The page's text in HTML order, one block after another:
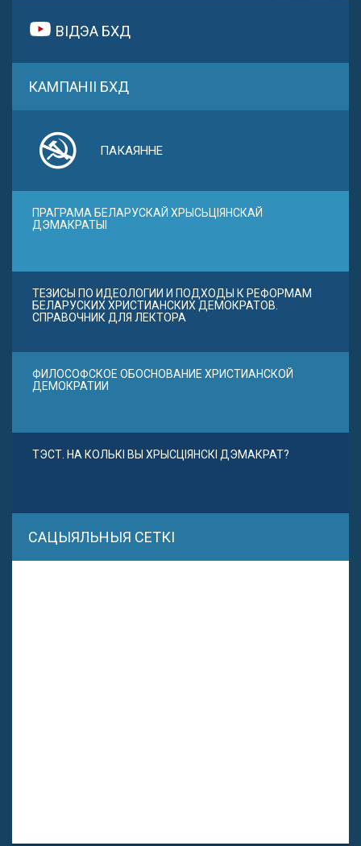
ВІДЭА БХД
КАМПАНІІ БХД
ПАКАЯННЕ
ПРАГРАМА БЕЛАРУСКАЙ ХРЫСЬЦІЯНСКАЙ
ДЭМАКРАТЫІ
ТЕЗИСЫ ПО ИДЕОЛОГИИ И ПОДХОДЫ К РЕФОРМАМ
БЕЛАРУСКИХ ХРИСТИАНСКИХ ДЕМОКРАТОВ.
СПРАВОЧНИК ДЛЯ ЛЕКТОРА
ФИЛОСОФСКОЕ ОБОСНОВАНИЕ ХРИСТИАНСКОЙ
ДЕМОКРАТИИ
ТЭСТ. НА КОЛЬКІ ВЫ ХРЫСЦІЯНСКІ ДЭМАКРАТ?
САЦЫЯЛЬНЫЯ СЕТКІ